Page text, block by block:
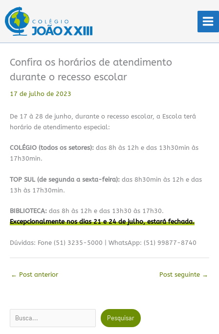
para
conteúdo
Confira os horários de atendimento
durante o recesso escolar
17 de julho de 2023
De 17 à 28 de junho, durante o recesso escolar, a Escola terá
horário de atendimento especial:
COLÉGIO (todos os setores): das 8h às 12h e das 13h30min às
17h30min.
TOP SUL (de segunda a sexta-feira): das 8h30min às 12h e das
13h às 17h30min.
BIBLIOTECA: das 8h às 12h e das 13h30 às 17h30.
Excepcionalmente nos dias 21 e 24 de julho, estará fechada.
Dúvidas: Fone (51) 3235-5000 | WhatsApp: (51) 99877-8740
← Post anterior Post seguinte →
Pesquisar Pesquisar